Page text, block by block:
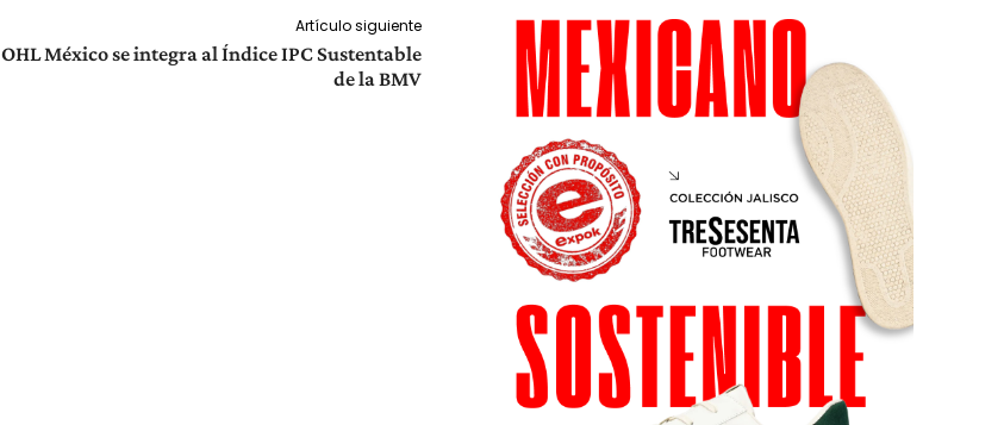
Artículo siguiente
OHL México se integra al Índice IPC Sustentable
de la BMV